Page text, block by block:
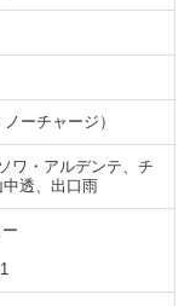
ーチャージ）
ワ・アルデンテ、チ
透、出口雨